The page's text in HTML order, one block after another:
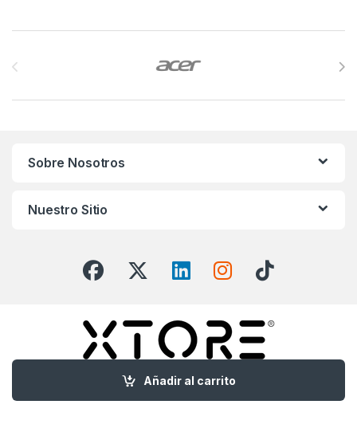
Añadir al carrito
Sobre Nosotros
Nuestro Sitio